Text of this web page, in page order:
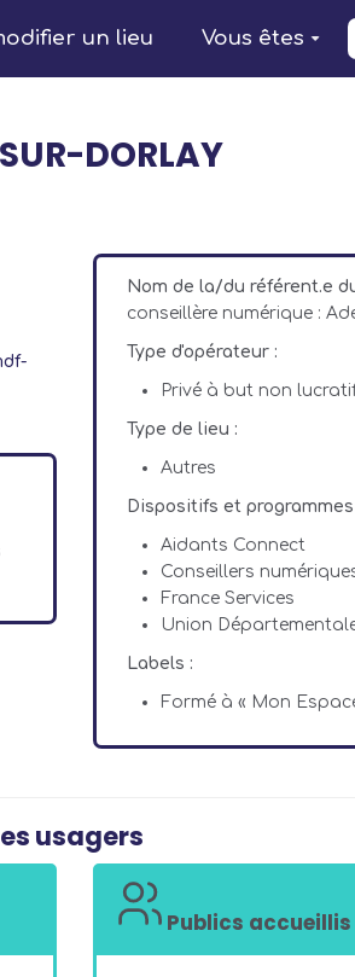
un lieu Vous êtes
DORLAY
Nom de la/du référent.e
conseillère numérique :
Type d'opérateur :
Privé à but non
Type de lieu :
Autres
Dispositifs et
Aidants Connect
Conseillers
France Services
Union
Labels :
Formé à « Mon
usagers
Publics accueillis